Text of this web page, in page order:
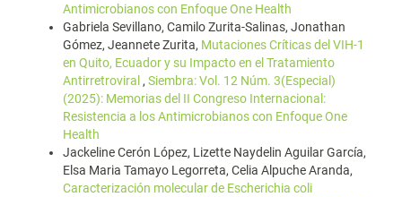
Antimicrobianos con Enfoque One Health
Gabriela Sevillano, Camilo Zurita-Salinas, Jonathan
Gómez, Jeannete Zurita, Mutaciones Críticas del VIH-1
en Quito, Ecuador y su Impacto en el Tratamiento
Antirretroviral , Siembra: Vol. 12 Núm. 3(Especial)
(2025): Memorias del II Congreso Internacional:
Resistencia a los Antimicrobianos con Enfoque One
Health
Jackeline Cerón López, Lizette Naydelin Aguilar García,
Elsa Maria Tamayo Legorreta, Celia Alpuche Aranda,
Caracterización molecular de Escherichia coli